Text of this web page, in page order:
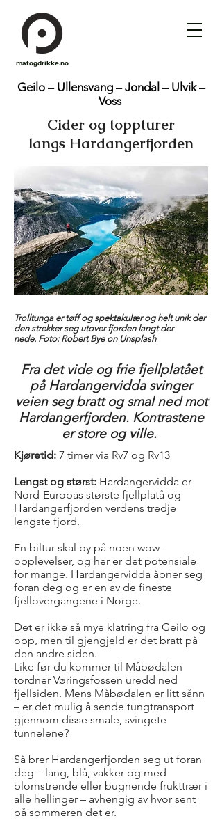
matogdrikke.no
Geilo – Ullensvang – Jondal – Ulvik –
Voss
Cider og toppturer
langs Hardangerfjorden
Trolltunga er tøff og spektakulær og helt unik der
den strekker seg utover fjorden langt der
nede. Foto: Robert Byeon Unsplash
Fra det vide og frie fjellplatået
på Hardangervidda svinger
veien seg bratt og smal ned mot
Hardangerfjorden. Kontrastene
er store og ville.
Kjøretid: 7 timer via Rv7 og Rv13
Lengst og størst: Hardangervidda er
Nord-Europas største fjellplatå og
Hardangerfjorden verdens tredje
lengste fjord.
En biltur skal by på noen wow-
opplevelser, og her er det potensiale
for mange. Hardangervidda åpner seg
foran deg og er en av de fineste
fjellovergangene i Norge.
Det er ikke så mye klatring fra Geilo og
opp, men til gjengjeld er det bratt på
den andre siden.
Like før du kommer til Måbødalen
tordner Vøringsfossen uredd ned
fjellsiden. Mens Måbødalen er litt sånn
– er det mulig å sende tungtransport
gjennom disse smale, svingete
tunnelene?
Så brer Hardangerfjorden seg ut foran
deg – lang, blå, vakker og med
blomstrende eller bugnende frukttrær i
alle hellinger – avhengig av hvor sent
på sommeren det er.